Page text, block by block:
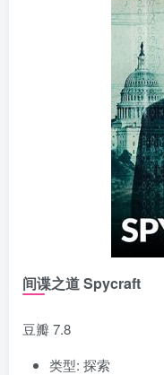
间谍之道 Spycraft
豆瓣 7.8
类型: 探索